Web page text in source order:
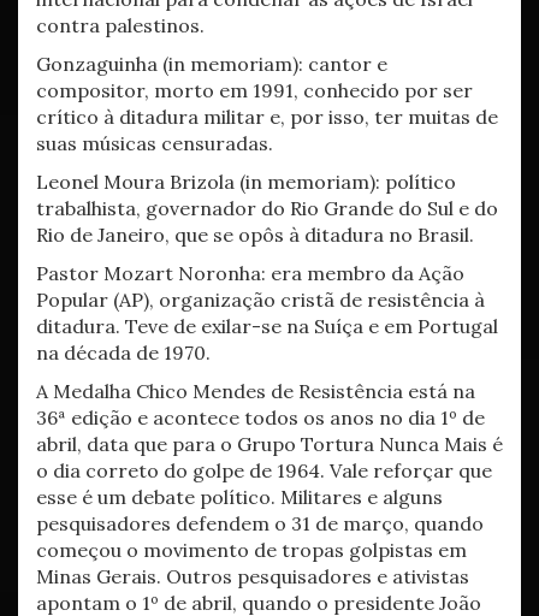
contra palestinos.
Gonzaguinha (in memoriam): cantor e
compositor, morto em 1991, conhecido por ser
crítico à ditadura militar e, por isso, ter muitas de
suas músicas censuradas.
Leonel Moura Brizola (in memoriam): político
trabalhista, governador do Rio Grande do Sul e do
Rio de Janeiro, que se opôs à ditadura no Brasil.
Pastor Mozart Noronha: era membro da Ação
Popular (AP), organização cristã de resistência à
ditadura. Teve de exilar-se na Suíça e em Portugal
na década de 1970.
A Medalha Chico Mendes de Resistência está na
36ª edição e acontece todos os anos no dia 1º de
abril, data que para o Grupo Tortura Nunca Mais é
o dia correto do golpe de 1964. Vale reforçar que
esse é um debate político. Militares e alguns
pesquisadores defendem o 31 de março, quando
começou o movimento de tropas golpistas em
Minas Gerais. Outros pesquisadores e ativistas
apontam o 1º de abril, quando o presidente João